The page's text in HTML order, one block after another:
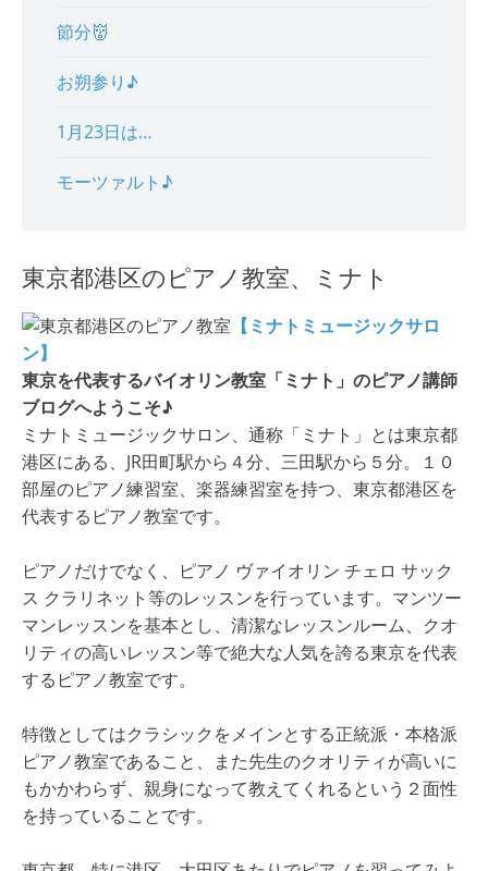
節分👹
お朔参り♪
1月23日は…
モーツァルト♪
東京都港区のピアノ教室、ミナト
【ミナトミュージックサロ
ン】
東京を代表するバイオリン教室「ミナト」のピアノ講師
ブログへようこそ♪
ミナトミュージックサロン、通称「ミナト」とは東京都
港区にある、JR田町駅から４分、三田駅から５分。１０
部屋のピアノ練習室、楽器練習室を持つ、東京都港区を
代表するピアノ教室です。
ピアノだけでなく、ピアノ ヴァイオリン チェロ サック
ス クラリネット等のレッスンを行っています。マンツー
マンレッスンを基本とし、清潔なレッスンルーム、クオ
リティの高いレッスン等で絶大な人気を誇る東京を代表
するピアノ教室です。
特徴としてはクラシックをメインとする正統派・本格派
ピアノ教室であること、また先生のクオリティが高いに
もかかわらず、親身になって教えてくれるという２面性
を持っていることです。